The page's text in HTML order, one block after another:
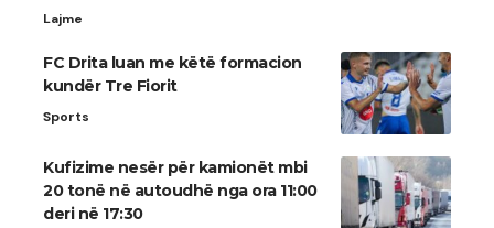
Lajme
FC Drita luan me këtë formacion
kundër Tre Fiorit
Sports
Kufizime nesër për kamionët mbi
20 tonë në autoudhë nga ora 11:00
deri në 17:30